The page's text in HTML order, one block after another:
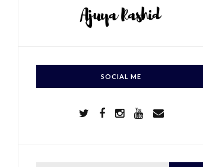
SOCIAL ME